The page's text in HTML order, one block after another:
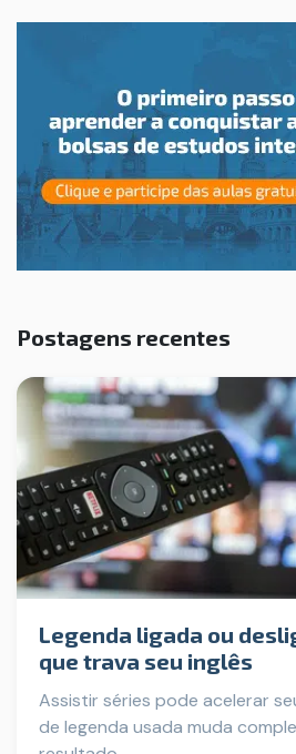
Postagens recentes
Legenda ligada ou
que trava seu inglês
Assistir séries pode acelerar
de legenda usada muda